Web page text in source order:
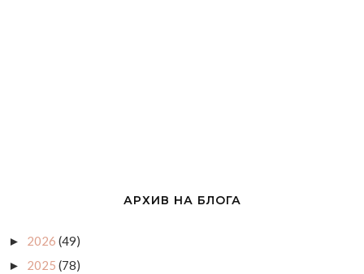
АРХИВ НА БЛОГА
► 2026 (49)
► 2025 (78)